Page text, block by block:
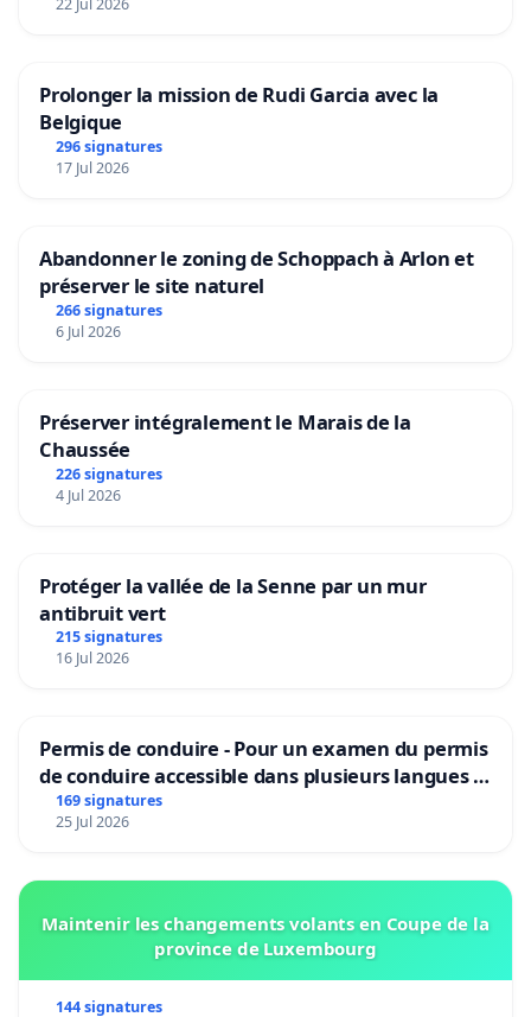
22 Jul 2026
Prolonger la mission de Rudi Garcia avec la
Belgique
296 signatures
17 Jul 2026
Abandonner le zoning de Schoppach à Arlon et
préserver le site naturel
266 signatures
6 Jul 2026
Préserver intégralement le Marais de la
Chaussée
226 signatures
4 Jul 2026
Protéger la vallée de la Senne par un mur
antibruit vert
215 signatures
16 Jul 2026
Permis de conduire - Pour un examen du permis
de conduire accessible dans plusieurs langues à
Bruxelles
169 signatures
25 Jul 2026
Maintenir les changements volants en Coupe de la
province de Luxembourg
144 signatures